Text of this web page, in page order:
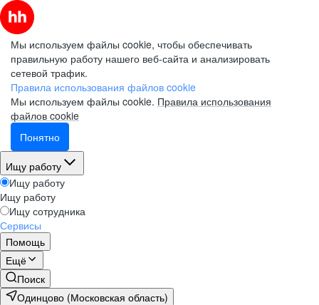
Мы используем файлы cookie, чтобы обеспечивать
правильную работу нашего веб-сайта и анализировать
сетевой трафик.
Правила использования файлов cookie
Мы используем файлы cookie. Правила использования
файлов cookie
Понятно
Ищу работу
Ищу работу
Ищу работу
Ищу сотрудника
Сервисы
Помощь
Ещё
Поиск
Одинцово (Московская область)